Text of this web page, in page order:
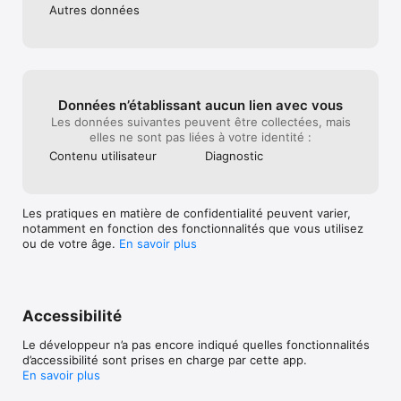
Les fonctionnalités
Géolocalisez-vous pour que l’appli vous propose la/les zone(s)
mobile
Surveillez le temps restant en temps réel sur l’écran d’accueil
Recevez une alerte push et/ou SMS de rappel juste avant la
fin de votre stationnement
Prolongez la durée de votre stationnement à distance
Autres données
Données n’établissant aucun lien avec vous
Les données suivantes peuvent être collectées, mais
elles ne sont pas liées à votre identité :
Contenu utilisateur
Diagnostic
Les pratiques en matière de confidentialité peuvent varier,
notamment en fonction des fonctionnalités que vous utilisez
ou de votre âge. En savoir plus
Accessibilité
Le développeur n’a pas encore indiqué quelles fonctionnalités
d’accessibilité sont prises en charge par cette app.
En savoir plus